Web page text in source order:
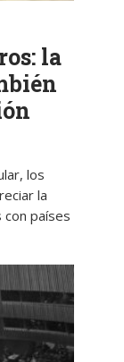
la
los
la
con países